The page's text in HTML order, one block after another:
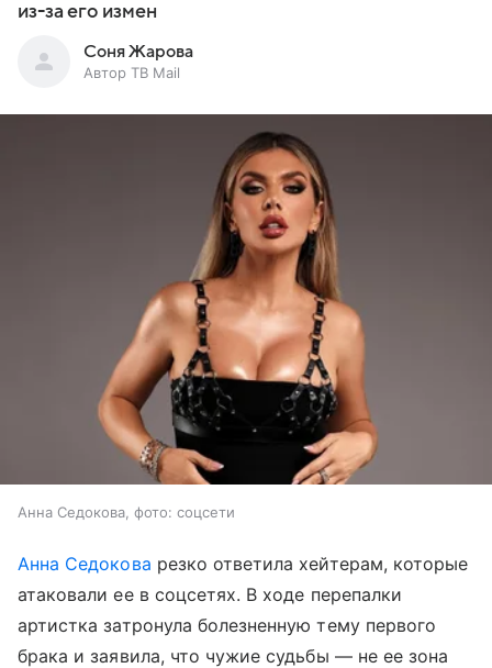
из-за его измен
Соня Жарова
Автор ТВ Mail
Анна Седокова, фото: соцсети
Анна Седокова резко ответила хейтерам, которые
атаковали ее в соцсетях. В ходе перепалки
артистка затронула болезненную тему первого
брака и заявила, что чужие судьбы — не ее зона